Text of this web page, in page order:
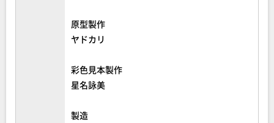
原型製作
ヤドカリ
彩色見本製作
星名詠美
製造